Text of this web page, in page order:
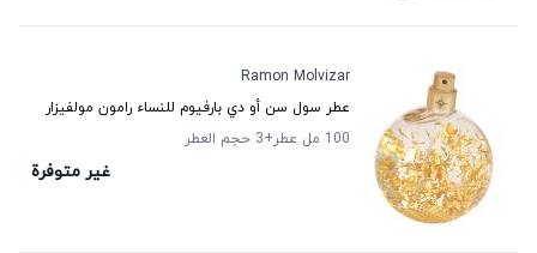
Ramon Molvizar
عطر سول سن أو دي بارفيوم للنساء رامون مولفيزار
100 مل عطر
+3 حجم العطر
غير متوفرة